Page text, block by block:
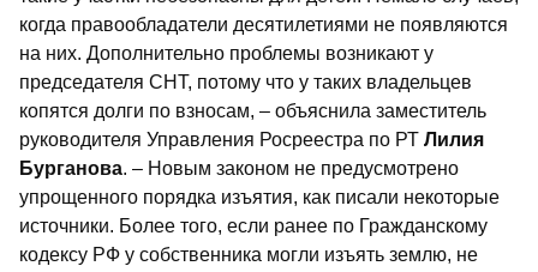
когда правообладатели десятилетиями не появляются
на них. Дополнительно проблемы возникают у
председателя СНТ, потому что у таких владельцев
копятся долги по взносам, – объяснила заместитель
руководителя Управления Росреестра по РТ Лилия
Бурганова. – Новым законом не предусмотрено
упрощенного порядка изъятия, как писали некоторые
источники. Более того, если ранее по Гражданскому
кодексу РФ у собственника могли изъять землю, не